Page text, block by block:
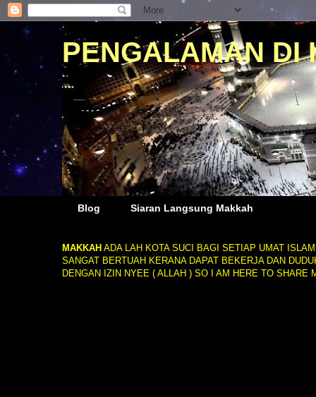
PENGALAMAN DI
Blog Siaran Langsung Makkah
MAKKAH ADA LAH KOTA SUCI BAGI SETIAP UMAT
SANGAT BERTUAH KERANA DAPAT BEKERJA DAN
DENGAN IZIN NYEE ( ALLAH ) SO I AM HERE TO